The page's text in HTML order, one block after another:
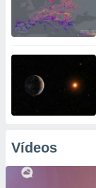
Vídeos